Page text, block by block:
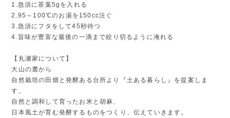
1.急須に茶葉5gを入れる
2.95～100℃のお湯を150cc注ぐ
3.急須にフタをして45秒待つ
4.旨味が豊富な最後の一滴まで絞り切るように淹れる
【丸瀬家について】
大山の麓から
自然栽培の田畑と発酵ある台所より『土ある暮らし』を提案しま
す。
自然と調和して育ったお米と胡麻、
日本風土が育む発酵するものをつくり、伝えていきます。